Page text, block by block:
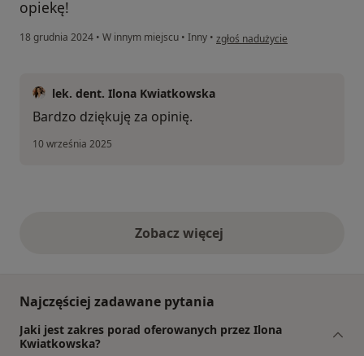
opiekę!
18 grudnia 2024 • W innym miejscu • Inny • w opinii użytkownika Martyna
zgłoś nadużycie
lek. dent. Ilona Kwiatkowska
Bardzo dziękuję za opinię.
10 września 2025
Zobacz więcejopinie powyżej
Najczęściej zadawane pytania
Jaki jest zakres porad oferowanych przez Ilona
Kwiatkowska?